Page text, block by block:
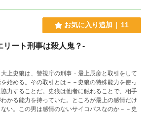
お気に入り追加 11
リート刑事は殺人鬼？-
上史狼は、警視庁の刑事・最上辰彦と取引をして
始める。その取引とは－－史狼の特殊能力を使っ
力することだ。史狼は他者に触れることで、相手
かる能力を持っていた。ところが最上の感情だけ
い。この男は感情のないサイコパスなのか－－史